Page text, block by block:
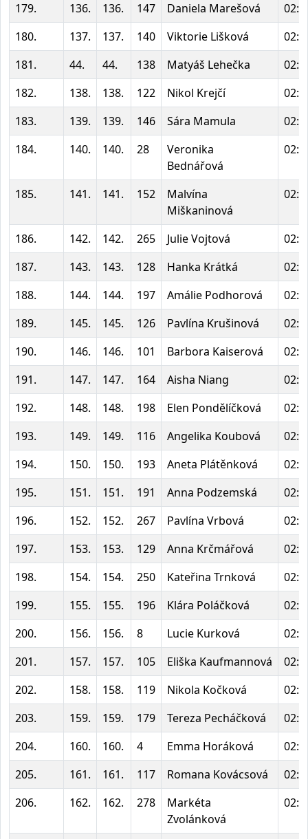
179.
136. 136. 147 Daniela Marešová
180.
137. 137. 140 Viktorie Lišková
181.
44. 44. 138 Matyáš Lehečka
182.
138. 138. 122 Nikol Krejčí
183.
139. 139. 146 Sára Mamula
184.
140. 140. 28
Veronika
Bednářová
185. 141. 141. 152
Malvína
Miškaninová
186. 142. 142. 265 Julie Vojtová
187.
143. 143. 128 Hanka Krátká
188.
144. 144. 197 Amálie Podhorová
189.
145. 145. 126 Pavlína Krušinová
190.
146. 146. 101 Barbora Kaiserová
191.
147. 147. 164 Aisha Niang
192.
148. 148. 198 Elen Pondělíčková
193.
149. 149. 116 Angelika Koubová
194.
150. 150. 193 Aneta Plátěnková
195.
151. 151. 191 Anna Podzemská
196.
152. 152. 267 Pavlína Vrbová
197.
153. 153. 129 Anna Krčmářová
198.
154. 154. 250 Kateřina Trnková
199.
155. 155. 196 Klára Poláčková
200.
156. 156. 8 Lucie Kurková
201.
157. 157. 105 Eliška Kaufmannová
202.
158. 158. 119 Nikola Kočková
203.
159. 159. 179 Tereza Pecháčková
204.
160. 160. 4 Emma Horáková
205.
161. 161. 117 Romana Kovácsová
206.
162. 162. 278
Markéta
Zvolánková